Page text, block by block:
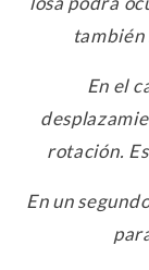
también
En el
rotación.
En un